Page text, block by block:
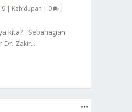
| Kehidupan | 0 |
kita? Sebahagian
Zakir...